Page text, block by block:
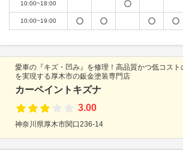
10:00~18:00
10:00~19:00
愛車の『キズ・凹み』を修理！高品質かつ低コスト
を実現する厚木市の鈑金塗装専門店
カーペイントキズナ
3.00
神奈川県厚木市関口236-14